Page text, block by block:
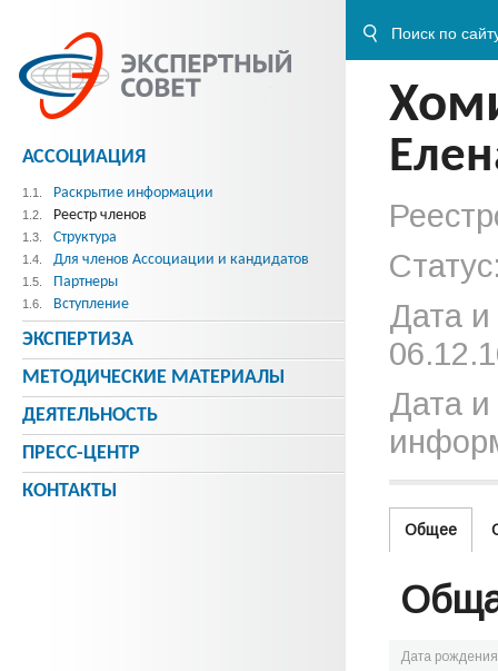
Дата
Дата и
Общее
Дата рождения
АССОЦИАЦИЯ
1.1. Раскрытие информации
1.2. Реестр членов
1.3. Структура
1.4. Для членов Ассоциации и кандидатов
1.5. Партнеры
1.6. Вступление
ЭКСПЕРТИЗА
МЕТОДИЧЕСКИE МАТЕРИАЛЫ
ДЕЯТЕЛЬНОСТЬ
ПРЕСС-ЦЕНТР
КОНТАКТЫ